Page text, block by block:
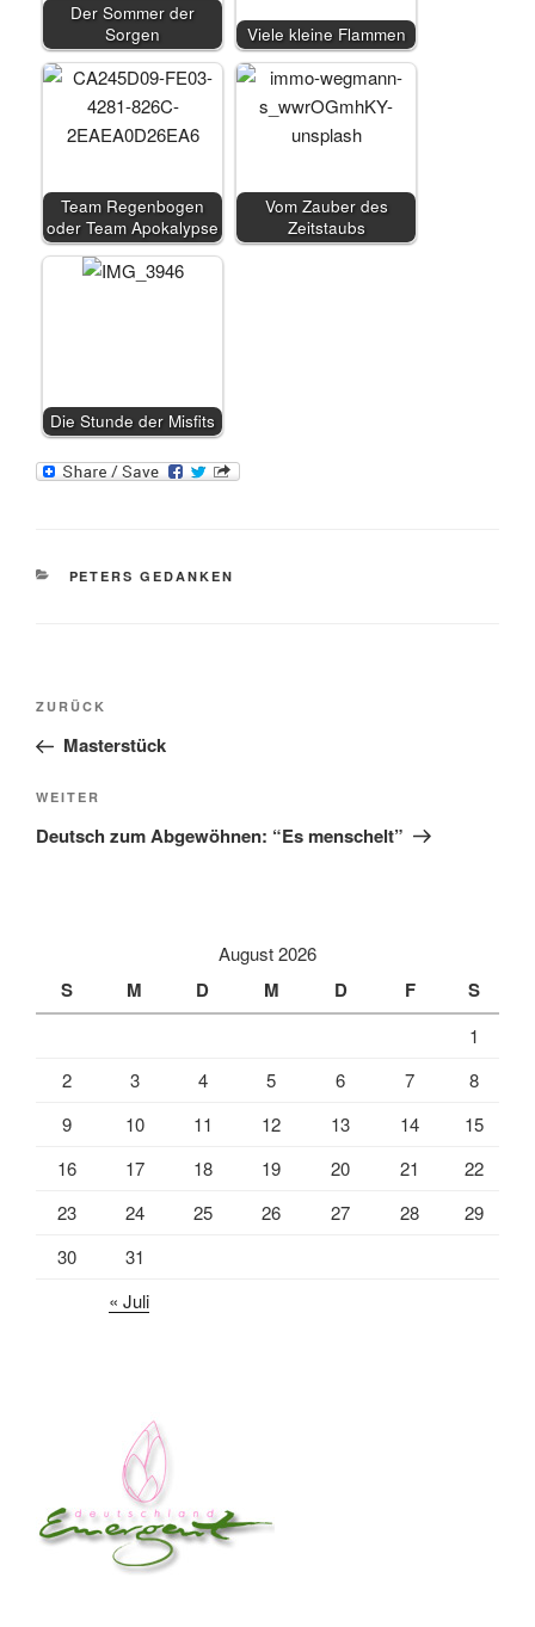
Der Sommer der
Sorgen
Viele kleine Flammen
Team Regenbogen
oder Team Apokalypse
Vom Zauber des
Zeitstaubs
Die Stunde der Misfits
KATEGORIEN
PETERS GEDANKEN
Beitragsnavigation
Vorheriger
Beitrag
ZURÜCK
Masterstück
Nächster
Beitrag
WEITER
Deutsch zum Abgewöhnen: “Es menschelt”
August 2026
S M D M D F S
1
2
3 4 5 6 7
8
9
10 11 12 13 14
15
16
17 18 19 20 21
22
23
24 25 26 27 28
29
30
31
« Juli